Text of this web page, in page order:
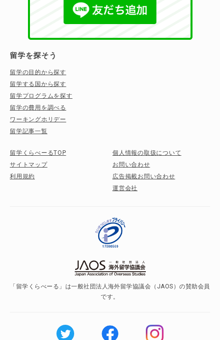
留学を探そう
留学の目的から探す
留学する国から探す
留学プログラムを探す
留学の費用を調べる
ワーキングホリデー
留学記事一覧
留学くらべーるTOP
サイトマップ
利用規約
個人情報の取扱について
お問い合わせ
広告掲載お問い合わせ
運営会社
「留学くらべーる」は一般社団法人海外留学協議会（JAOS）の賛助会員
です。